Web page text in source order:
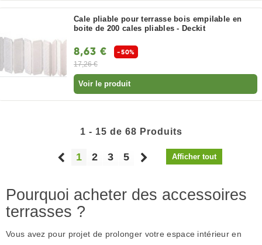
Cale pliable pour terrasse bois empilable en
boite de 200 cales pliables - Deckit
8,63 €
-50%
17,26 €
Voir le produit
1 - 15 de 68 Produits
Afficher tout
1 2 3 5
Pourquoi acheter des accessoires
terrasses ?
Vous avez pour projet de prolonger votre espace intérieur en